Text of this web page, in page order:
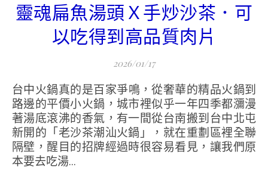
靈魂扁魚湯頭Ｘ手炒沙茶．可
以吃得到高品質肉片
2026/01/17
台中火鍋真的是百家爭鳴，從奢華的精品火鍋到
路邊的平價小火鍋，城市裡似乎一年四季都瀰漫
著湯底滾沸的香氣，有一間從台南搬到台中北屯
新開的「老沙茶潮汕火鍋」，就在重劃區裡全聯
隔壁，醒目的招牌經過時很容易看見，讓我們原
本要去吃湯...